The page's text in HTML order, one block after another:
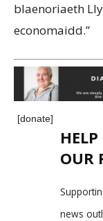
blaenoriaeth
economaidd.”
[donate]
HELP
OUR
news